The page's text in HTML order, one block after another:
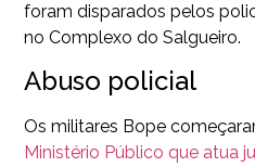
foram disparados pelos
no Complexo do Salgueiro.
Abuso policial
Os militares Bope
Ministério Público que atua